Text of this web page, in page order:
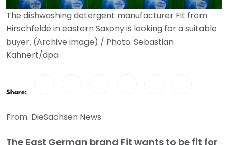
The dishwashing detergent manufacturer Fit from
Hirschfelde in eastern Saxony is looking for a suitable
buyer. (Archive image) / Photo: Sebastian
Kahnert/dpa
Share:
From: DieSachsen News
The East German brand Fit wants to be fit for